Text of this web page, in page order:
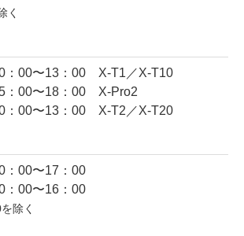
く
：00〜13：00 X-T1／X-T10
：00〜18：00 X-Pro2
：00〜13：00 X-T2／X-T20
：00〜17：00
：00〜16：00
除く